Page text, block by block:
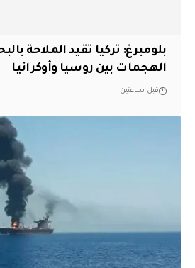
بلومبرغ: تركيا تقيد الملاحة
الهجمات بين روسيا وأوكرانيا
قبل ساعتين